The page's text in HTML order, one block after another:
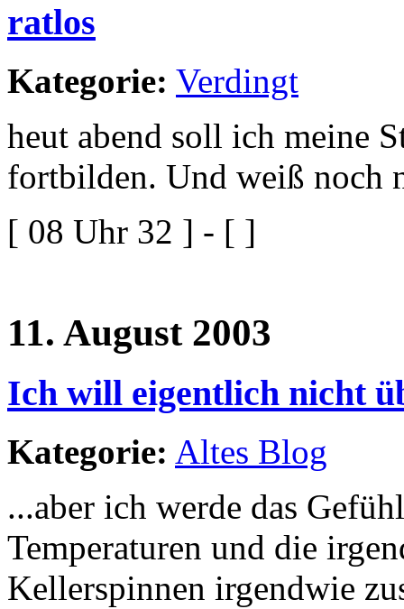
ratlos
Kategorie: Verdingt
heut abend soll ich meine
fortbilden. Und weiß noch
[ 08 Uhr 32 ] - [ ]
11. August 2003
Ich will eigentlich nicht
Kategorie: Altes Blog
...aber ich werde das
Temperaturen und die
Kellerspinnen irgendwie